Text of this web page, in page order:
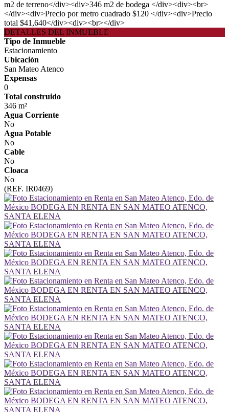
m2 de terreno</div><div>346 m2 de bodega </div><div><br>
</div><div>Precio por metro cuadrado $120 </div><div>Precio
total $41,640</div><div><br></div>
DETALLES DEL INMUEBLE
Tipo de Inmueble
Estacionamiento
Ubicación
San Mateo Atenco
Expensas
0
Total construido
346 m²
Agua Corriente
No
Agua Potable
No
Cable
No
Cloaca
No
(REF. IR0469)